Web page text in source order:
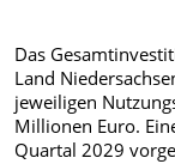
Das
Land
jeweiligen
Millionen Euro.
Quartal 2029